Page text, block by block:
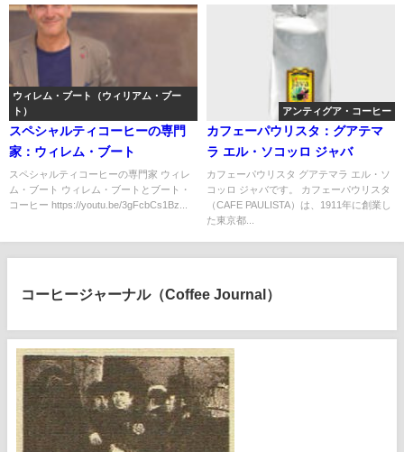
ウィレム・ブート（ウィリアム・ブー
ト）
スペシャルティコーヒーの専門
家：ウィレム・ブート
スペシャルティコーヒーの専門家 ウィレ
ム・ブート ウィレム・ブートとブート・
コーヒー https://youtu.be/3gFcbCs1Bz...
アンティグア・コーヒー
カフェーパウリスタ：グアテマ
ラ エル・ソコッロ ジャバ
カフェーパウリスタ グアテマラ エル・ソ
コッロ ジャバです。 カフェーパウリスタ
（CAFE PAULISTA）は、1911年に創業し
た東京都...
コーヒージャーナル（Coffee Journal）